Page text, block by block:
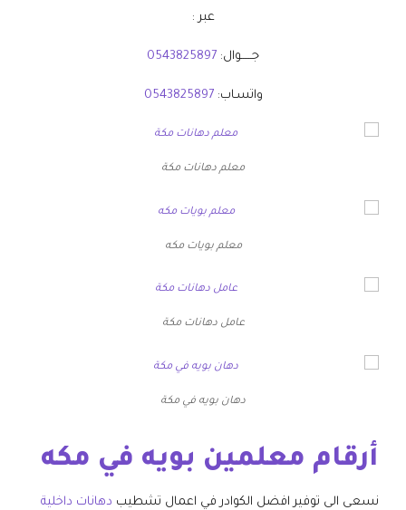
عبر :
جــــــوال: 0543825897
واتسـاب:0543825897
معلم دهانات مكة
معلم بويات مكه
عامل دهانات مكة
دهان بويه في مكة
أرقام معلمين بويه في مكه
نسعى الى توفير افضل الكوادر في اعمال تشطيب دهانات داخلية